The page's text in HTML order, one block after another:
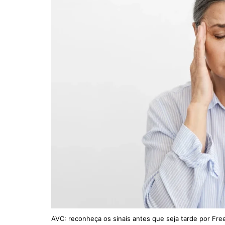
AVC: reconheça os sinais antes que seja tarde por